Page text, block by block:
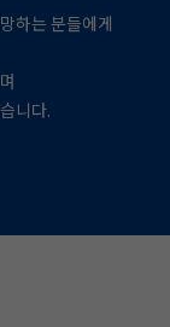
하는 분들에게
니다.